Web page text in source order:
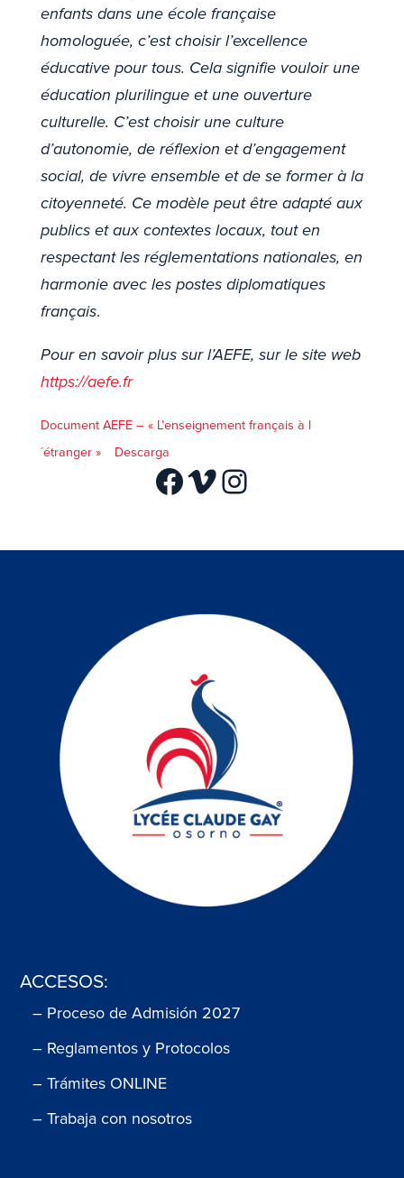
enfants dans une école française
homologuée, c’est choisir l’excellence
éducative pour tous. Cela signifie vouloir une
éducation plurilingue et une ouverture
culturelle. C’est choisir une culture
d’autonomie, de réflexion et d’engagement
social, de vivre ensemble et de se former à la
citoyenneté. Ce modèle peut être adapté aux
publics et aux contextes locaux, tout en
respectant les réglementations nationales, en
harmonie avec les postes diplomatiques
français.
Pour en savoir plus sur l’AEFE, sur le site web
https://aefe.fr
Document AEFE – « L’enseignement français à l
´étranger »
Descarga
Facebook
VimeoInstagram
ACCESOS:
– Proceso de Admisión 2027
– Reglamentos y Protocolos
– Trámites ONLINE
– Trabaja con nosotros